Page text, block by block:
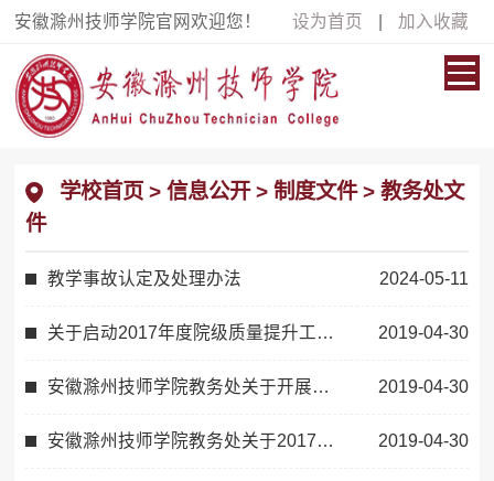
安徽滁州技师学院官网欢迎您！ 设为首页 加入收藏
学校首页 >信息公开>制度文件>教务处文
件
教学事故认定及处理办法 2024-05-11
关于启动2017年度院级质量提升工程建设的通知 2019-04-30
安徽滁州技师学院教务处关于开展实践课课堂教学比赛的通知 2019-04-30
安徽滁州技师学院教务处关于2017-2018学年第一学期期末教学工作安排的通知 2019-04-30